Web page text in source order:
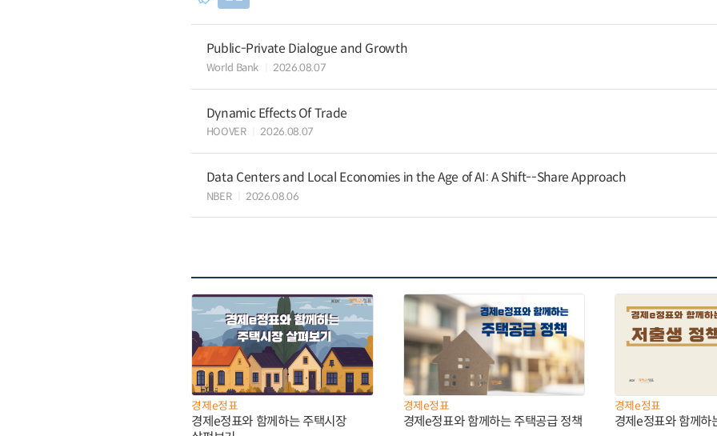
Public-Private Dialogue and Growth
World Bank 2026.08.07
Dynamic Effects Of Trade
HOOVER 2026.08.07
Data Centers and Local Economies in the Age of AI: A Shift--Share Approach
NBER 2026.08.06
경제e정표
경제e정표와 함께하는 주택시장
경제e정표
경제e정표와 함께하는 주택공급 정책
경제e정표
경제e정표와 함께하